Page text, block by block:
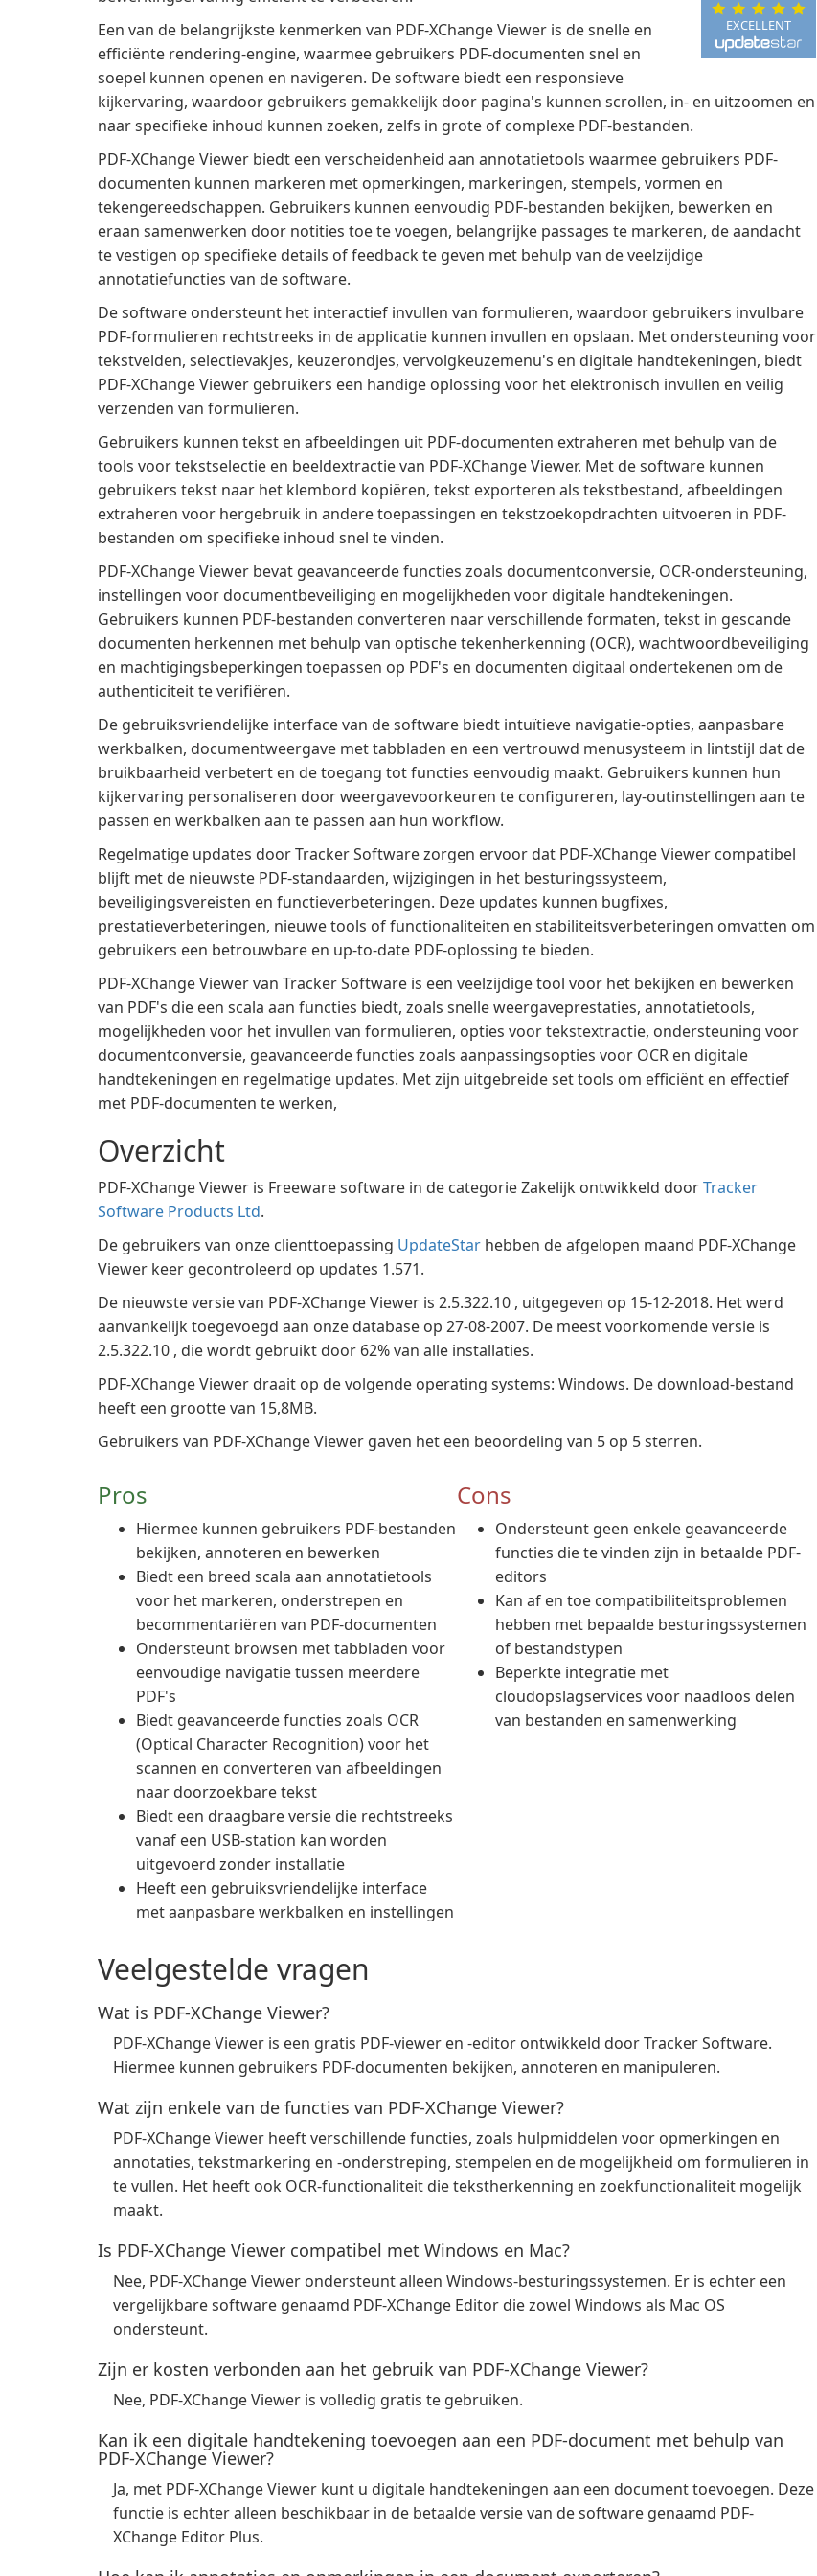
EXCELLENT
Een van de belangrijkste kenmerken van PDF-XChange Viewer is de snelle en
efficiënte rendering-engine, waarmee gebruikers PDF-documenten snel en
soepel kunnen openen en navigeren. De software biedt een responsieve
kijkervaring, waardoor gebruikers gemakkelijk door pagina's kunnen scrollen, in- en uitzoomen en
naar specifieke inhoud kunnen zoeken, zelfs in grote of complexe PDF-bestanden.
PDF-XChange Viewer biedt een verscheidenheid aan annotatietools waarmee gebruikers PDF-
documenten kunnen markeren met opmerkingen, markeringen, stempels, vormen en
tekengereedschappen. Gebruikers kunnen eenvoudig PDF-bestanden bekijken, bewerken en
eraan samenwerken door notities toe te voegen, belangrijke passages te markeren, de aandacht
te vestigen op specifieke details of feedback te geven met behulp van de veelzijdige
annotatiefuncties van de software.
De software ondersteunt het interactief invullen van formulieren, waardoor gebruikers invulbare
PDF-formulieren rechtstreeks in de applicatie kunnen invullen en opslaan. Met ondersteuning voor
tekstvelden, selectievakjes, keuzerondjes, vervolgkeuzemenu's en digitale handtekeningen, biedt
PDF-XChange Viewer gebruikers een handige oplossing voor het elektronisch invullen en veilig
verzenden van formulieren.
Gebruikers kunnen tekst en afbeeldingen uit PDF-documenten extraheren met behulp van de
tools voor tekstselectie en beeldextractie van PDF-XChange Viewer. Met de software kunnen
gebruikers tekst naar het klembord kopiëren, tekst exporteren als tekstbestand, afbeeldingen
extraheren voor hergebruik in andere toepassingen en tekstzoekopdrachten uitvoeren in PDF-
bestanden om specifieke inhoud snel te vinden.
PDF-XChange Viewer bevat geavanceerde functies zoals documentconversie, OCR-ondersteuning,
instellingen voor documentbeveiliging en mogelijkheden voor digitale handtekeningen.
Gebruikers kunnen PDF-bestanden converteren naar verschillende formaten, tekst in gescande
documenten herkennen met behulp van optische tekenherkenning (OCR), wachtwoordbeveiliging
en machtigingsbeperkingen toepassen op PDF's en documenten digitaal ondertekenen om de
authenticiteit te verifiëren.
De gebruiksvriendelijke interface van de software biedt intuïtieve navigatie-opties, aanpasbare
werkbalken, documentweergave met tabbladen en een vertrouwd menusysteem in lintstijl dat de
bruikbaarheid verbetert en de toegang tot functies eenvoudig maakt. Gebruikers kunnen hun
kijkervaring personaliseren door weergavevoorkeuren te configureren, lay-outinstellingen aan te
passen en werkbalken aan te passen aan hun workflow.
Regelmatige updates door Tracker Software zorgen ervoor dat PDF-XChange Viewer compatibel
blijft met de nieuwste PDF-standaarden, wijzigingen in het besturingssysteem,
beveiligingsvereisten en functieverbeteringen. Deze updates kunnen bugfixes,
prestatieverbeteringen, nieuwe tools of functionaliteiten en stabiliteitsverbeteringen omvatten om
gebruikers een betrouwbare en up-to-date PDF-oplossing te bieden.
PDF-XChange Viewer van Tracker Software is een veelzijdige tool voor het bekijken en bewerken
van PDF's die een scala aan functies biedt, zoals snelle weergaveprestaties, annotatietools,
mogelijkheden voor het invullen van formulieren, opties voor tekstextractie, ondersteuning voor
documentconversie, geavanceerde functies zoals aanpassingsopties voor OCR en digitale
handtekeningen en regelmatige updates. Met zijn uitgebreide set tools om efficiënt en effectief
met PDF-documenten te werken,
Overzicht
PDF-XChange Viewer is Freeware software in de categorie Zakelijk ontwikkeld doorTracker
Software Products Ltd.
De gebruikers van onze clienttoepassing UpdateStar hebben de afgelopen maand PDF-XChange
Viewer keer gecontroleerd op updates 1.571.
De nieuwste versie van PDF-XChange Viewer is 2.5.322.10 , uitgegeven op 15-12-2018. Het werd
aanvankelijk toegevoegd aan onze database op 27-08-2007. De meest voorkomende versie is
2.5.322.10 , die wordt gebruikt door 62% van alle installaties.
PDF-XChange Viewer draait op de volgende operating systems: Windows. De download-bestand
heeft een grootte van 15,8MB.
Gebruikers van PDF-XChange Viewer gaven het een beoordeling van 5 op 5 sterren.
Pros
Hiermee kunnen gebruikers PDF-bestanden
bekijken, annoteren en bewerken
Biedt een breed scala aan annotatietools
voor het markeren, onderstrepen en
becommentariëren van PDF-documenten
Ondersteunt browsen met tabbladen voor
eenvoudige navigatie tussen meerdere
PDF's
Biedt geavanceerde functies zoals OCR
(Optical Character Recognition) voor het
scannen en converteren van afbeeldingen
naar doorzoekbare tekst
Biedt een draagbare versie die rechtstreeks
vanaf een USB-station kan worden
uitgevoerd zonder installatie
Heeft een gebruiksvriendelijke interface
met aanpasbare werkbalken en instellingen
Cons
Ondersteunt geen enkele geavanceerde
functies die te vinden zijn in betaalde PDF-
editors
Kan af en toe compatibiliteitsproblemen
hebben met bepaalde besturingssystemen
of bestandstypen
Beperkte integratie met
cloudopslagservices voor naadloos delen
van bestanden en samenwerking
Veelgestelde vragen
Wat is PDF-XChange Viewer?
PDF-XChange Viewer is een gratis PDF-viewer en -editor ontwikkeld door Tracker Software.
Hiermee kunnen gebruikers PDF-documenten bekijken, annoteren en manipuleren.
Wat zijn enkele van de functies van PDF-XChange Viewer?
PDF-XChange Viewer heeft verschillende functies, zoals hulpmiddelen voor opmerkingen en
annotaties, tekstmarkering en -onderstreping, stempelen en de mogelijkheid om formulieren in
te vullen. Het heeft ook OCR-functionaliteit die tekstherkenning en zoekfunctionaliteit mogelijk
maakt.
Is PDF-XChange Viewer compatibel met Windows en Mac?
Nee, PDF-XChange Viewer ondersteunt alleen Windows-besturingssystemen. Er is echter een
vergelijkbare software genaamd PDF-XChange Editor die zowel Windows als Mac OS
ondersteunt.
Zijn er kosten verbonden aan het gebruik van PDF-XChange Viewer?
Nee, PDF-XChange Viewer is volledig gratis te gebruiken.
Kan ik een digitale handtekening toevoegen aan een PDF-document met behulp van
PDF-XChange Viewer?
Ja, met PDF-XChange Viewer kunt u digitale handtekeningen aan een document toevoegen. Deze
functie is echter alleen beschikbaar in de betaalde versie van de software genaamd PDF-
XChange Editor Plus.